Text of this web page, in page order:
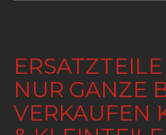
NUR GANZE
VERKAUFEN